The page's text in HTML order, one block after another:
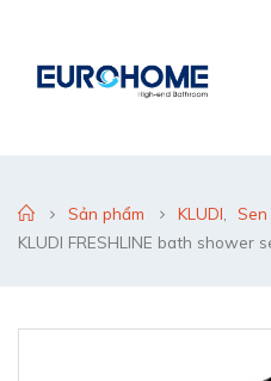
Sản phẩm KLUDI
Sen
KLUDI FRESHLINE bath shower